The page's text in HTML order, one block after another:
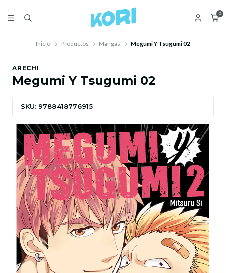
0
Inicio Productos Mangas Megumi Y Tsugumi 02
ARECHI
Megumi Y Tsugumi 02
SKU: 9788418776915